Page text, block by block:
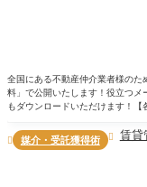
全国にある不動産仲介業者様のた
料」で公開いたします！役立つメ
もダウンロードいただけます！【
 媒介・受託獲得術  賃貸